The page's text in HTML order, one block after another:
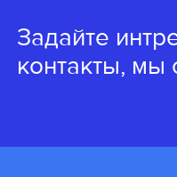
Задайте
контакты, мы